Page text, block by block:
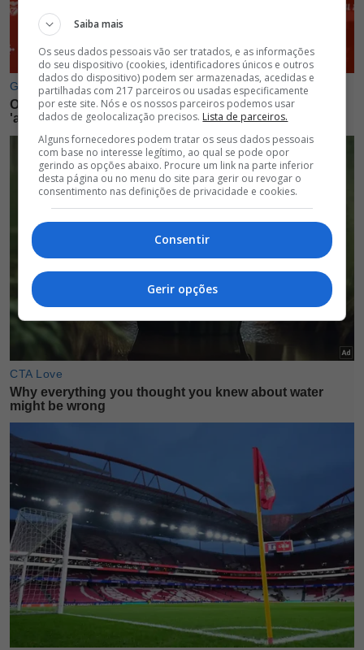
Saiba mais
Os seus dados pessoais vão ser tratados, e as informações
do seu dispositivo (cookies, identificadores únicos e outros
dados do dispositivo) podem ser armazenadas, acedidas e
partilhadas com 217 parceiros ou usadas especificamente
por este site. Nós e os nossos parceiros podemos usar
dados de geolocalização precisos. Lista de parceiros.
Alguns fornecedores podem tratar os seus dados pessoais
com base no interesse legítimo, ao qual se pode opor
gerindo as opções abaixo. Procure um link na parte inferior
desta página ou no menu do site para gerir ou revogar o
consentimento nas definições de privacidade e cookies.
Consentir
Gerir opções